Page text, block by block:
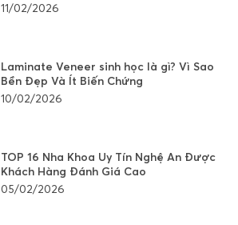
11/02/2026
Laminate Veneer sinh học là gì? Vì Sao
Bền Đẹp Và Ít Biến Chứng
10/02/2026
TOP 16 Nha Khoa Uy Tín Nghệ An Được
Khách Hàng Đánh Giá Cao
05/02/2026